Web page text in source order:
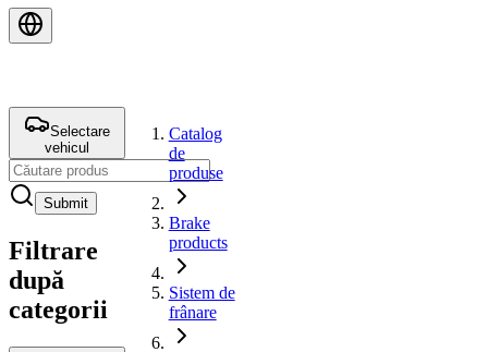
Selectare
vehicul
Submit
Filtrare
după
categorii
Catalog
de
produse
Brake
products
Sistem de
frânare